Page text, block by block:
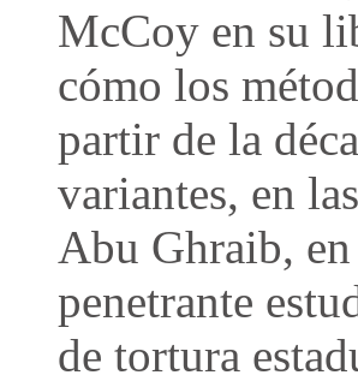
McCoy en su
cómo los
partir de la
variantes, en
Abu Ghraib,
penetrante
de tortura